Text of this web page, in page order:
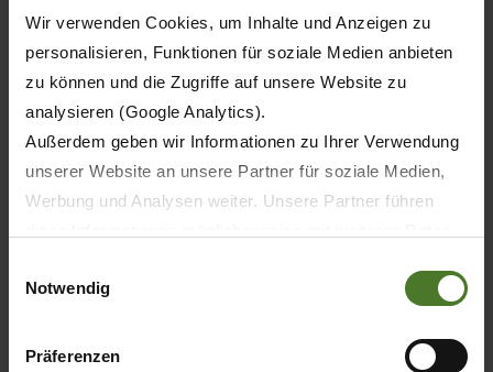
Wir verwenden Cookies, um Inhalte und Anzeigen zu
personalisieren, Funktionen für soziale Medien anbieten
zu können und die Zugriffe auf unsere Website zu
analysieren (Google Analytics).
Außerdem geben wir Informationen zu Ihrer Verwendung
unserer Website an unsere Partner für soziale Medien,
Werbung und Analysen weiter. Unsere Partner führen
sie im Rahmen Ihrer Nutzung der Dienste gesammelt
Wir setzen im Rahmen des Trackings auch Dienstleister
Notwendig
Präferenzen